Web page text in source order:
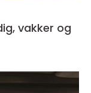
vakker og